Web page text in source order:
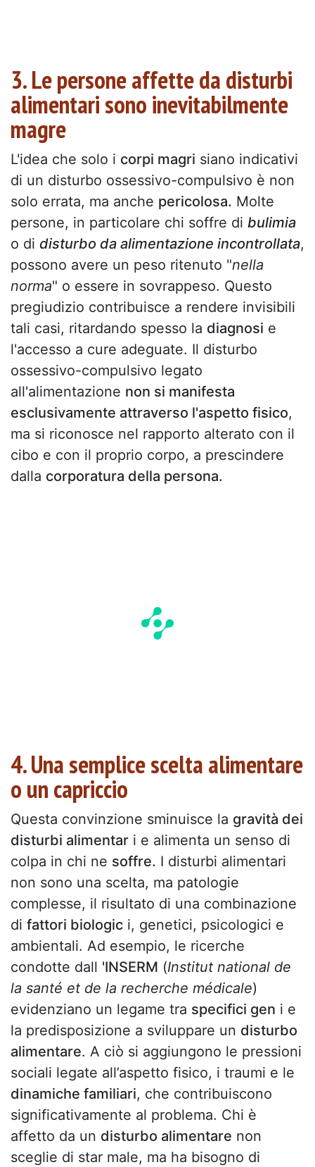
3. Le persone affette da disturbi
alimentari sono inevitabilmente
magre
L'idea che solo i corpi magri siano indicativi
di un disturbo ossessivo-compulsivo è non
solo errata, ma anche pericolosa. Molte
persone, in particolare chi soffre di bulimia
o di disturbo da alimentazione incontrollata,
possono avere un peso ritenuto "nella
norma" o essere in sovrappeso. Questo
pregiudizio contribuisce a rendere invisibili
tali casi, ritardando spesso la diagnosi e
l'accesso a cure adeguate. Il disturbo
ossessivo-compulsivo legato
all'alimentazione non si manifesta
esclusivamente attraverso l'aspetto fisico,
ma si riconosce nel rapporto alterato con il
cibo e con il proprio corpo, a prescindere
dalla corporatura della persona.
4. Una semplice scelta alimentare
o un capriccio
Questa convinzione sminuisce la gravità dei
disturbi alimentar i e alimenta un senso di
colpa in chi ne soffre. I disturbi alimentari
non sono una scelta, ma patologie
complesse, il risultato di una combinazione
di fattori biologic i, genetici, psicologici e
ambientali. Ad esempio, le ricerche
condotte dall 'INSERM (Institut national de
la santé et de la recherche médicale)
evidenziano un legame tra specifici gen i e
la predisposizione a sviluppare un disturbo
alimentare. A ciò si aggiungono le pressioni
sociali legate all’aspetto fisico, i traumi e le
dinamiche familiari, che contribuiscono
significativamente al problema. Chi è
affetto da un disturbo alimentare non
sceglie di star male, ma ha bisogno di